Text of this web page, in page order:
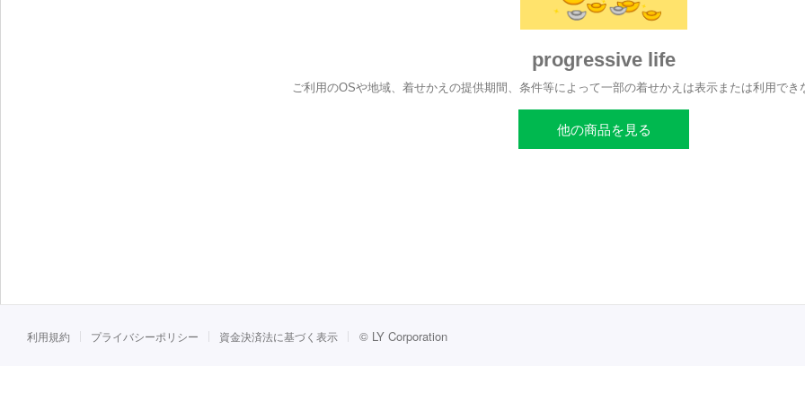
progressive life
ご利用のOSや地域、着せかえの提供期間、条件等によって一部の着せかえは表示または利用でき
他の商品を見る
利用規約 プライバシーポリシー 資金決済法に基づく表示 © LY Corporation